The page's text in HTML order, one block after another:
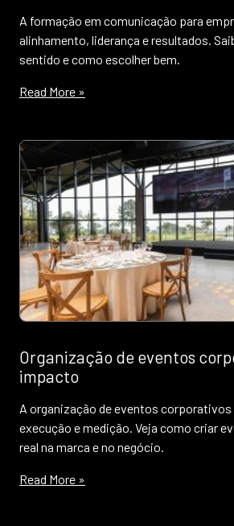
A formação em comunicação para
alinhamento, liderança e resultados.
sentido e como escolher bem.
Read More »
Organização de eventos
impacto
A organização de eventos
execução e medição. Veja como criar
real na marca e no negócio.
Read More »